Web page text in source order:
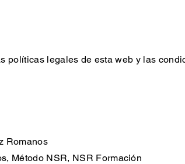
políticas legales de esta web y las
Romanos
Método NSR, NSR Formación